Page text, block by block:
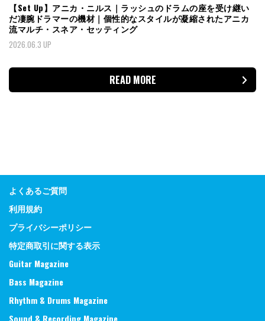
【Set Up】アニカ・ニルス｜ラッシュのドラムの座を受け継い
だ凄腕ドラマーの機材｜個性的なスタイルが凝縮されたアニカ
流マルチ・スネア・セッティング
2026.06.3 UP
READ MORE
よくあるご質問
利用規約
プライバシーポリシー
特定商取引に関する表示
Guitar Magazine
Bass Magazine
Rhythm & Drums Magazine
Sound & Recording Magazine